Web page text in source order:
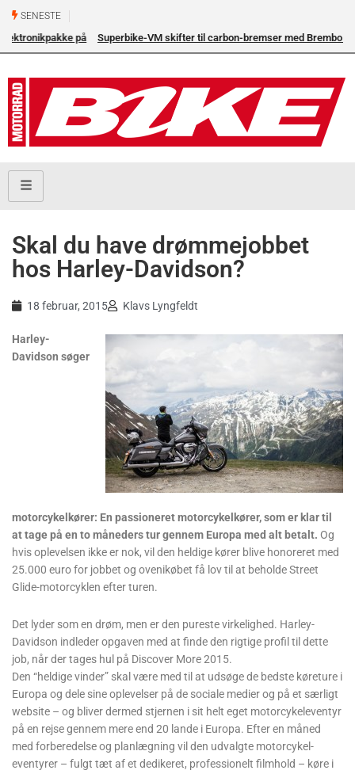
SENESTE
Superbike-VM skifter til carbon-bremser med Brembo som
Skal du have drømmejobbet
hos Harley-Davidson?
18 februar, 2015 Klavs Lyngfeldt
Harley-
Davidson søger
motorcykelkører: En passioneret motorcykelkører, som er klar til
at tage på en to måneders tur gennem Europa med alt betalt. Og
hvis oplevelsen ikke er nok, vil den heldige kører blive honoreret med
25.000 euro for jobbet og ovenikøbet få lov til at beholde Street
Glide-motorcyklen efter turen.
Det lyder som en drøm, men er den pureste virkelighed. Harley-
Davidson indleder opgaven med at finde den rigtige profil til dette
job, når der tages hul på Discover More 2015.
Den “heldige vinder” skal være med til at udsøge de bedste køreture i
Europa og dele sine oplevelser på de sociale medier og på et særligt
website – og bliver dermed stjernen i sit helt eget motorcykeleventyr
på en rejse gennem mere end 20 lande i Europa. Efter en måned
med forberedelse og planlægning vil den udvalgte motorcykel-
eventyrer – fulgt tæt af et dedikeret, professionelt filmhold – køre i